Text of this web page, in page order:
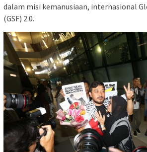
dalam misi kemanusiaan, internasional
(GSF) 2.0.